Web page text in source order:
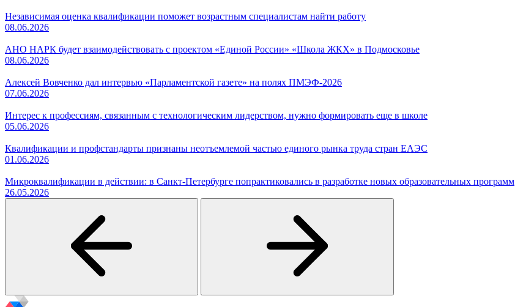
Независимая оценка квалификации поможет возрастным специалистам найти работу
08.06.2026
АНО НАРК будет взаимодействовать с проектом «Единой России» «Школа ЖКХ» в Подмосковье
08.06.2026
Алексей Вовченко дал интервью «Парламентской газете» на полях ПМЭФ-2026
07.06.2026
Интерес к профессиям, связанным с технологическим лидерством, нужно формировать еще в школе
05.06.2026
Квалификации и профстандарты признаны неотъемлемой частью единого рынка труда стран ЕАЭС
01.06.2026
Микроквалификации в действии: в Санкт-Петербурге попрактиковались в разработке новых образовательных программ
26.05.2026